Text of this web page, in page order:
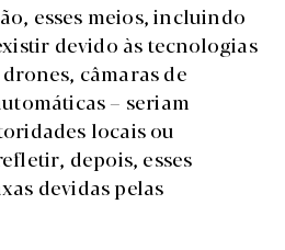
esses meios, incluindo
devido às tecnologias
câmaras de
– seriam
locais ou
depois, esses
devidas pelas